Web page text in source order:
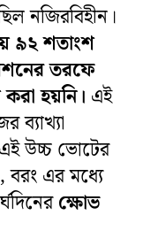
নজিরবিহীন।
৯২ শতাংশ
তরফে
হয়নি। এই
ব্যাখ্যা
উচ্চ ভোটের
বরং এর মধ্যে
ক্ষোভ